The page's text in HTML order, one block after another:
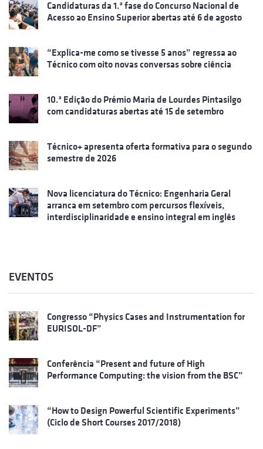
Candidaturas da 1.ª fase do Concurso Nacional de
Acesso ao Ensino Superior abertas até 6 de agosto
“Explica-me como se tivesse 5 anos” regressa ao
Técnico com oito novas conversas sobre ciência
10.ª Edição do Prémio Maria de Lourdes Pintasilgo
com candidaturas abertas até 15 de setembro
Técnico+ apresenta oferta formativa para o segundo
semestre de 2026
Nova licenciatura do Técnico: Engenharia Geral
arranca em setembro com percursos flexíveis,
interdisciplinaridade e ensino integral em inglês
EVENTOS
Congresso “Physics Cases and Instrumentation for
EURISOL-DF”
Conferência “Present and future of High
Performance Computing: the vision from the BSC”
“How to Design Powerful Scientific Experiments”
(Ciclo de Short Courses 2017/2018)